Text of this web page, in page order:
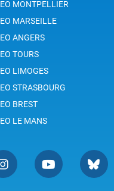
MONTPELLIER
MARSEILLE
ANGERS
TOURS
LIMOGES
STRASBOURG
BREST
LE MANS